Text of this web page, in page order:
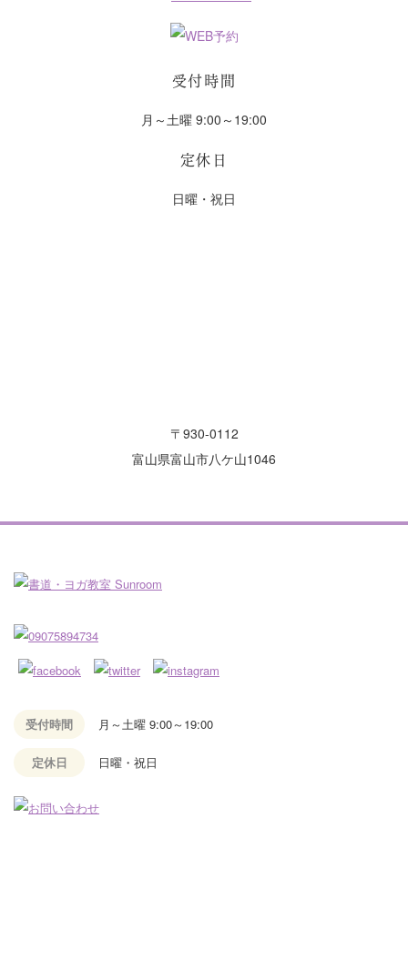
受付時間
月～土曜 9:00～19:00
定休日
日曜・祝日
〒930-0112
富山県富山市八ケ山1046
受付時間 月～土曜 9:00～19:00
定休日 日曜・祝日